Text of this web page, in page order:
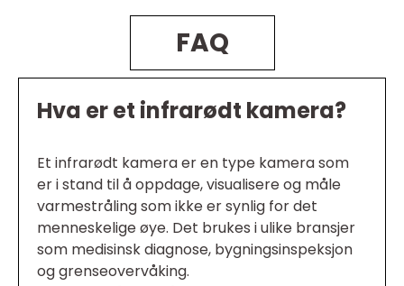
FAQ
Hva er et infrarødt kamera?
Et infrarødt kamera er en type kamera som
er i stand til å oppdage, visualisere og måle
varmestråling som ikke er synlig for det
menneskelige øye. Det brukes i ulike bransjer
som medisinsk diagnose, bygningsinspeksjon
og grenseovervåking.